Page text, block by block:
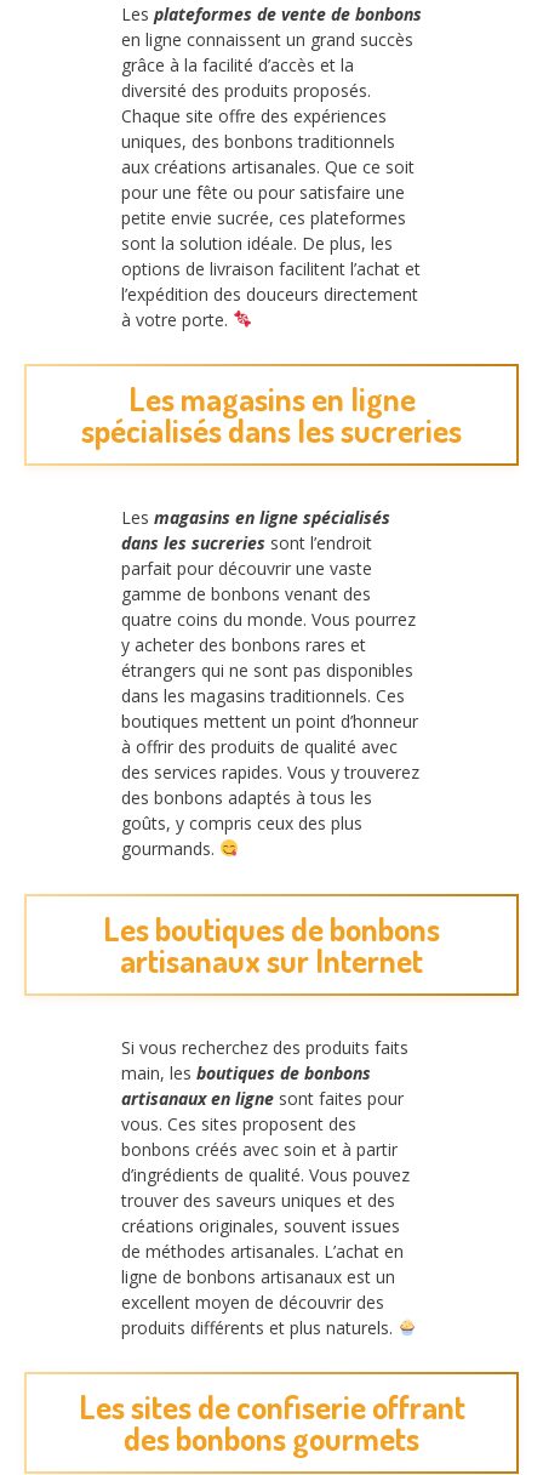
Les plateformes de vente de bonbons
en ligne connaissent un grand succès
grâce à la facilité d’accès et la
diversité des produits proposés.
Chaque site offre des expériences
uniques, des bonbons traditionnels
aux créations artisanales. Que ce soit
pour une fête ou pour satisfaire une
petite envie sucrée, ces plateformes
sont la solution idéale. De plus, les
options de livraison facilitent l’achat et
l’expédition des douceurs directement
à votre porte.
Les magasins en ligne
spécialisés dans les sucreries
Les magasins en ligne spécialisés
dans les sucreries sont l’endroit
parfait pour découvrir une vaste
gamme de bonbons venant des
quatre coins du monde. Vous pourrez
y acheter des bonbons rares et
étrangers qui ne sont pas disponibles
dans les magasins traditionnels. Ces
boutiques mettent un point d’honneur
à offrir des produits de qualité avec
des services rapides. Vous y trouverez
des bonbons adaptés à tous les
goûts, y compris ceux des plus
gourmands.
Les boutiques de bonbons
artisanaux sur Internet
Si vous recherchez des produits faits
main, les boutiques de bonbons
artisanaux en ligne sont faites pour
vous. Ces sites proposent des
bonbons créés avec soin et à partir
d’ingrédients de qualité. Vous pouvez
trouver des saveurs uniques et des
créations originales, souvent issues
de méthodes artisanales. L’achat en
ligne de bonbons artisanaux est un
excellent moyen de découvrir des
produits différents et plus naturels.
Les sites de confiserie offrant
des bonbons gourmets